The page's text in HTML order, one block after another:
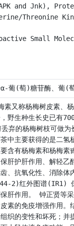
and Jnk),
Threonine
Small
α-葡(萄)糖苷酶、葡(
素又称杨梅树皮素、
野生种生长史已有
弃的杨梅树枝可做为
中主要获得的是二
含有杨梅素和杨梅素
肝护肝作用、解轻乙
、抗氧化性、消除
2)红外图谱(IR1) 保
肝作用。 钟正贤等
素的免疫增强作用。
织的变性和坏死；并